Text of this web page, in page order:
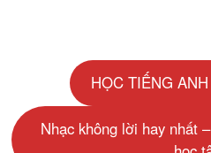
HỌC TIẾNG
Nhạc không lời hay nhất